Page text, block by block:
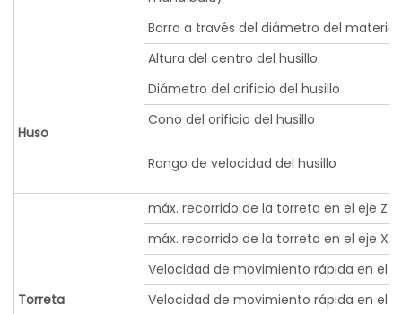
Barra a través del diámetro del material.
Altura del centro del husillo
Huso
Diámetro del orificio del husillo
Cono del orificio del husillo
Rango de velocidad del husillo
Torreta
máx. recorrido de la torreta en el eje Z
máx. recorrido de la torreta en el eje X
Velocidad de movimiento rápida en el
Velocidad de movimiento rápida en el